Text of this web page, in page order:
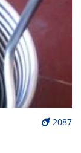
2087